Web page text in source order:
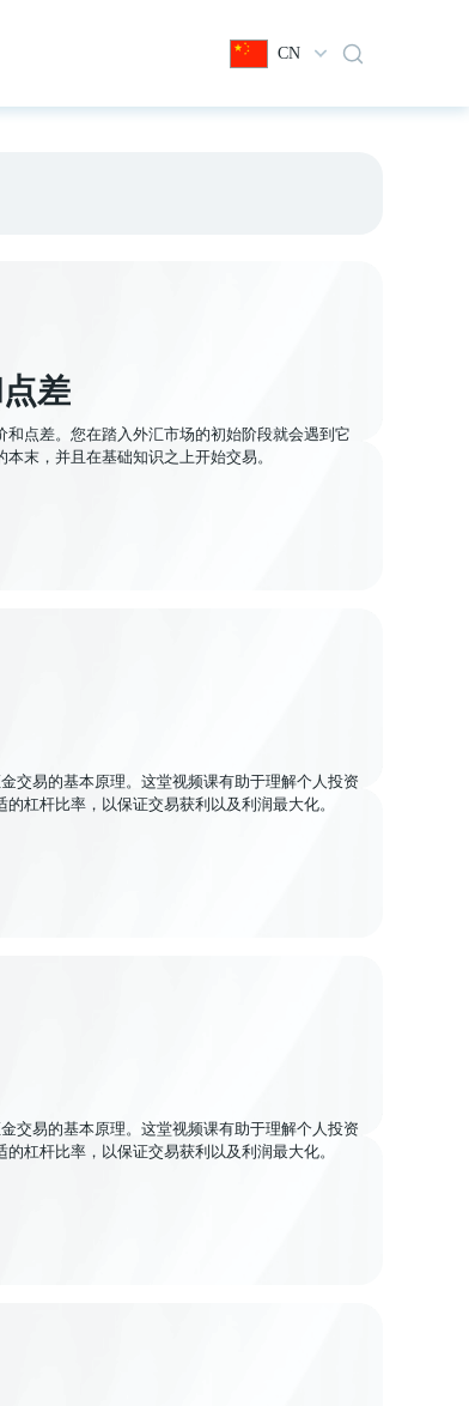
CN
差
点差。您在踏入外汇市场的初始阶段就会遇到它
末，并且在基础知识之上开始交易。
交易的基本原理。这堂视频课有助于理解个人投资
杠杆比率，以保证交易获利以及利润最大化。
交易的基本原理。这堂视频课有助于理解个人投资
杠杆比率，以保证交易获利以及利润最大化。